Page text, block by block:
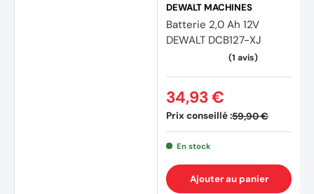
DEWALT MACHINES
Batterie 2,0 Ah 12V
DEWALT DCB127-XJ
Prix conseillé :59,90 €
34,93 €
En stock
Ajouter au panier